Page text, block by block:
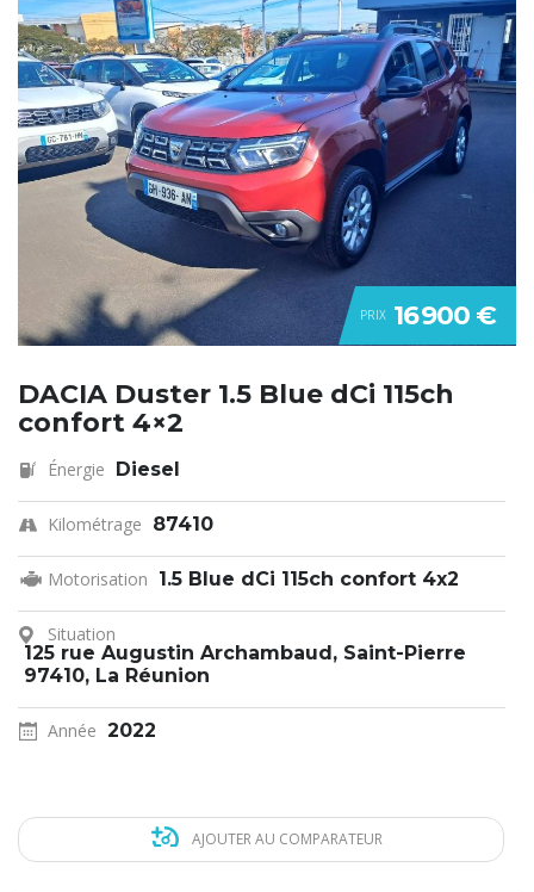
PRIX 16 900 €
DACIA Duster 1.5 Blue dCi 115ch
confort 4×2
Énergie Diesel
Kilométrage 87410
Motorisation 1.5 Blue dCi 115ch confort 4x2
Situation
125 rue Augustin Archambaud, Saint-Pierre
97410, La Réunion
Année 2022
AJOUTER AU COMPARATEUR